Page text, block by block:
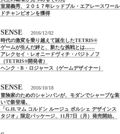
室屋義秀、２０１７年レッドブル・エアレースワール
ドチャンピオンを獲得
SENSE
2016/12/02
時代の激変を乗り越えて誕生したTETRIS®
ゲームが生んだ絆と、新たな挑戦とは……
アレクセイ・レオニードヴィチ・パジトノフ
（TETRIS®開発者）
ヘンク・B・ロジャース（ゲームデザイナー）
SENSE
2016/10/18
冒険家のためのシャンパンが、モダンでシャープな装
いで新登場。
「G.H.マム コルドン ルージュ ポルシェ デザインス
タジオ」限定パッケージ、11月7日（月）発売開始。